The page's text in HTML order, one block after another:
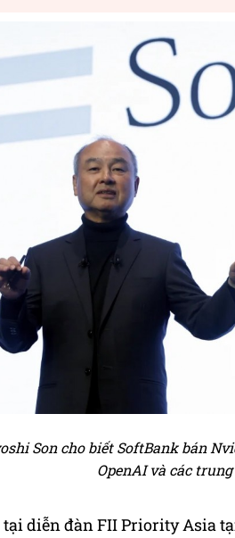
Son cho biết SoftBank bán
OpenAI và các
tại diễn đàn FII Priority Asia